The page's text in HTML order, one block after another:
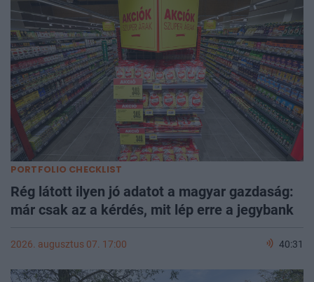
PORTFOLIO CHECKLIST
Rég látott ilyen jó adatot a magyar gazdaság:
már csak az a kérdés, mit lép erre a jegybank
2026. augusztus 07. 17:00 40:31